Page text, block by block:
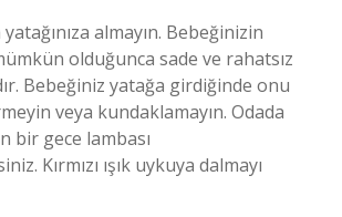
almayın. Bebeğinizin
olduğunca sade ve rahatsız
Bebeğiniz yatağa girdiğinde onu
veya kundaklamayın. Odada
bir gece lambası
Kırmızı ışık uykuya dalmayı